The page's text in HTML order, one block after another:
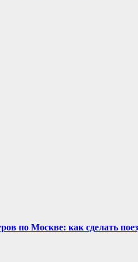
по Москве: как сделать